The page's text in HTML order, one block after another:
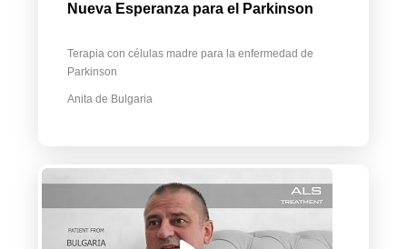
Nueva Esperanza para el Parkinson
Terapia con células madre para la enfermedad de
Parkinson
Anita de Bulgaria